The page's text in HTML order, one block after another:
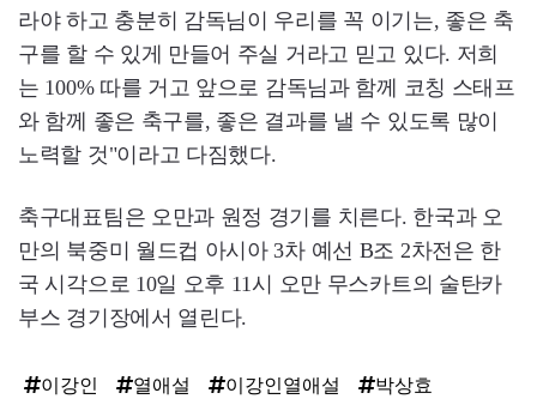
라야 하고 충분히 감독님이 우리를 꼭 이기는, 좋은 축
구를 할 수 있게 만들어 주실 거라고 믿고 있다. 저희
는 100% 따를 거고 앞으로 감독님과 함께 코칭 스태프
와 함께 좋은 축구를, 좋은 결과를 낼 수 있도록 많이
노력할 것"이라고 다짐했다.
축구대표팀은 오만과 원정 경기를 치른다. 한국과 오
만의 북중미 월드컵 아시아 3차 예선 B조 2차전은 한
국 시각으로 10일 오후 11시 오만 무스카트의 술탄카
부스 경기장에서 열린다.
이강인 열애설 이강인열애설
박상효